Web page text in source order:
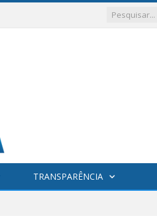
TRANSPARÊNCIA